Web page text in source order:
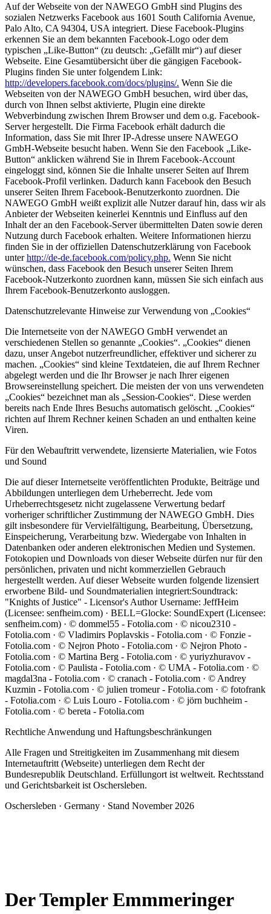
Auf der Webseite von der NAWEGO GmbH sind Plugins des
sozialen Netzwerks Facebook aus 1601 South California Avenue,
Palo Alto, CA 94304, USA integriert. Diese Facebook-Plugins
erkennen Sie an dem bekannten Facebook-Logo oder dem
typischen „Like-Button“ (zu deutsch: „Gefällt mir“) auf dieser
Webseite. Eine Gesamtübersicht über die gängigen Facebook-
Plugins finden Sie unter folgendem Link:
http://developers.facebook.com/docs/plugins/. Wenn Sie die
Webseiten von der NAWEGO GmbH besuchen, wird über das,
durch von Ihnen selbst aktivierte, Plugin eine direkte
Webverbindung zwischen Ihrem Browser und dem o.g. Facebook-
Server hergestellt. Die Firma Facebook erhält dadurch die
Information, dass Sie mit Ihrer IP-Adresse unsere NAWEGO
GmbH-Webseite besucht haben. Wenn Sie den Facebook „Like-
Button“ anklicken während Sie in Ihrem Facebook-Account
eingeloggt sind, können Sie die Inhalte unserer Seiten auf Ihrem
Facebook-Profil verlinken. Dadurch kann Facebook den Besuch
unserer Seiten Ihrem Facebook-Benutzerkonto zuordnen. Die
NAWEGO GmbH weißt explizit alle Nutzer darauf hin, dass wir als
Anbieter der Webseiten keinerlei Kenntnis und Einfluss auf den
Inhalt der an den Facebook-Server übermittelten Daten sowie deren
Nutzung durch Facebook erhalten. Weitere Informationen hierzu
finden Sie in der offiziellen Datenschutzerklärung von Facebook
unterhttp://de-de.facebook.com/policy.php. Wenn Sie nicht
wünschen, dass Facebook den Besuch unserer Seiten Ihrem
Facebook-Nutzerkonto zuordnen kann, müssen Sie sich einfach aus
Ihrem Facebook-Benutzerkonto ausloggen.
Datenschutzrelevante Hinweise zur Verwendung von „Cookies“
Die Internetseite von der NAWEGO GmbH verwendet an
verschiedenen Stellen so genannte „Cookies“. „Cookies“ dienen
dazu, unser Angebot nutzerfreundlicher, effektiver und sicherer zu
machen. „Cookies“ sind kleine Textdateien, die auf Ihrem Rechner
abgelegt werden und die Ihr Browser je nach Ihrer eigenen
Browsereinstellung speichert. Die meisten der von uns verwendeten
„Cookies“ bezeichnet man als „Session-Cookies“. Diese werden
bereits nach Ende Ihres Besuchs automatisch gelöscht. „Cookies“
richten auf Ihrem Rechner keinen Schaden an und enthalten keine
Viren.
Für den Webauftritt verwendete, lizensierte Materialien, wie Fotos
und Sound
Die auf dieser Internetseite veröffentlichten Produkte, Beiträge und
Abbildungen unterliegen dem Urheberrecht. Jede vom
Urheberrechtsgesetz nicht zugelassene Verwertung bedarf
vorheriger schriftlicher Zustimmung der NAWEGO GmbH. Dies
gilt insbesondere für Vervielfältigung, Bearbeitung, Übersetzung,
Einspeicherung, Verarbeitung bzw. Wiedergabe von Inhalten in
Datenbanken oder anderen elektronischen Medien und Systemen.
Fotokopien und Downloads von dieser Webseite dürfen nur für den
persönlichen, privaten und nicht kommerziellen Gebrauch
hergestellt werden. Auf dieser Webseite wurden folgende lizensiert
erworbene Bild- und Soundmaterialien integriert:Soundtrack:
"Knights of Justice" - Licensor's Author Username: JeffHeim
(Licensee: senfheim.com) · BELL=Glocke: SoundExpert (Licensee:
senfheim.com) · © dommel55 - Fotolia.com · © nicou2310 -
Fotolia.com · © Vladimirs Poplavskis - Fotolia.com · © Fonzie -
Fotolia.com · © Nejron Photo - Fotolia.com · © Nejron Photo -
Fotolia.com · © Martina Berg - Fotolia.com · © yuriyzhuravov -
Fotolia.com · © Paulista - Fotolia.com · © UMA - Fotolia.com · ©
magdal3na - Fotolia.com · © cranach - Fotolia.com · © Andrey
Kuzmin - Fotolia.com · © julien tromeur - Fotolia.com · © fotofrank
- Fotolia.com · © Luis Louro - Fotolia.com · © jörn buchheim -
Fotolia.com · © bereta - Fotolia.com
Rechtliche Anwendung und Haftungsbeschränkungen
Alle Fragen und Streitigkeiten im Zusammenhang mit diesem
Internetauftritt (Webseite) unterliegen dem Recht der
Bundesrepublik Deutschland. Erfüllungort ist weltweit. Rechtsstand
und Gerichtsbarkeit ist Oschersleben.
Oschersleben · Germany · Stand November 2026
Der Templer Emmmeringer